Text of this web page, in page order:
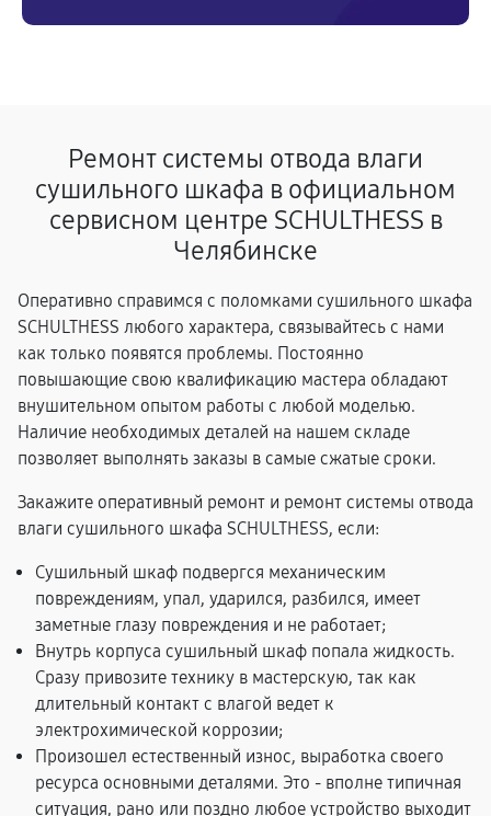
Ремонт системы отвода влаги
сушильного шкафа в официальном
сервисном центре SCHULTHESS в
Челябинске
Оперативно справимся с поломками сушильного шкафа
SCHULTHESS любого характера, связывайтесь с нами
как только появятся проблемы. Постоянно
повышающие свою квалификацию мастера обладают
внушительном опытом работы с любой моделью.
Наличие необходимых деталей на нашем складе
позволяет выполнять заказы в самые сжатые сроки.
Закажите оперативный ремонт и ремонт системы отвода
влаги сушильного шкафа SCHULTHESS, если:
Сушильный шкаф подвергся механическим
повреждениям, упал, ударился, разбился, имеет
заметные глазу повреждения и не работает;
Внутрь корпуса сушильный шкаф попала жидкость.
Сразу привозите технику в мастерскую, так как
длительный контакт с влагой ведет к
электрохимической коррозии;
Произошел естественный износ, выработка своего
ресурса основными деталями. Это - вполне типичная
ситуация, рано или поздно любое устройство выходит